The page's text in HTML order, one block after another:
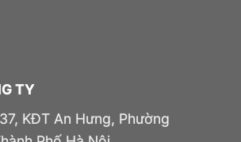
TY
KĐT An Hưng, Phường